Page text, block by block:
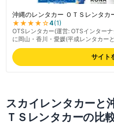
沖縄のレンタカー ＯＴＳレンタカ
★★★★☆4(1)
OTSレンタカー(運営: OTSインター
に岡山・香川・愛媛(平成レンタカー
レンタカー。コンパクト(S-class)・
バー・7〜8人乗りワゴン・バン・バ
ンピングカーまで幅広い車種を揃え
応。空港無料送迎サービスを全エリ
サイト
スカイレンタカーと
ＴＳレンタカーの比